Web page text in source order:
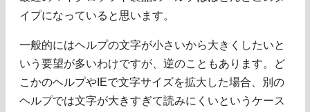
イプになっていると思います。
一般的にはヘルプの文字が小さいから大きくしたいと
いう要望が多いわけですが、逆のこともあります。ど
こかのヘルプやIEで文字サイズを拡大した場合、別の
ヘルプでは文字が大きすぎて読みにくいというケース